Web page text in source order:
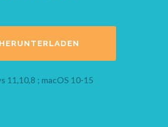
11,10,8 ; macOS 10-15